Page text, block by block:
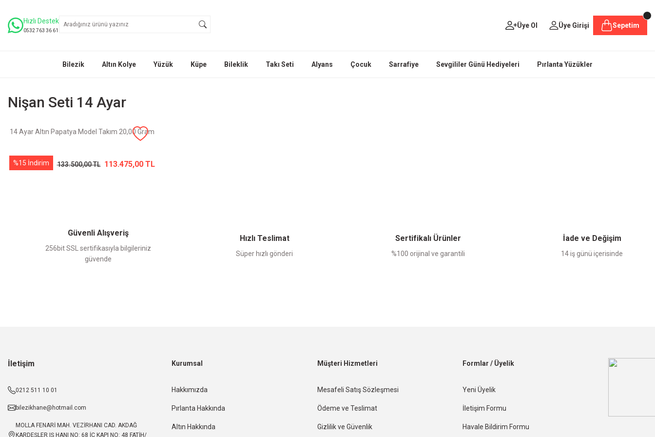
Hızlı Destek
0532 763 36 61
Üye Ol Üye Girişi Sepetim
Bilezik Altın Kolye Yüzük Küpe Bileklik Takı Seti Alyans Çocuk Sarrafiye Sevgililer Günü Hediyeleri Pırlanta Yüzükler
Nişan Seti 14 Ayar
14 Ayar Altın Papatya Model Takım 20,00 Gram
%15 İndirim 133.500,00 TL 113.475,00 TL
Güvenli Alışveriş
256bit SSL sertifikasıyla bilgileriniz
güvende
Hızlı Teslimat
Süper hızlı gönderi
Sertifikalı Ürünler
%100 orijinal ve garantili
İade ve Değişim
14 iş günü içerisinde
İletişim
0212 511 10 01
bilezikhane@hotmail.com
MOLLA FENARİ MAH. VEZİRHANI CAD. AKDAĞ
KARDEŞLER IŞ HANI NO: 68 İÇ KAPI NO: 48 FATİH/
Kurumsal
Hakkımızda
Pırlanta Hakkında
Altın Hakkında
Müşteri Hizmetleri
Mesafeli Satış Sözleşmesi
Ödeme ve Teslimat
Gizlilik ve Güvenlik
Formlar / Üyelik
Yeni Üyelik
İletişim Formu
Havale Bildirim Formu